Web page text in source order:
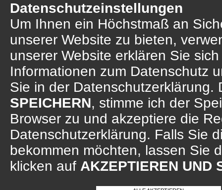
Datenschutzeinstellungen
Um Ihnen ein Höchstmaß an
unserer Website zu bieten,
unserer Website erklären Sie
Informationen zum Datenschutz
Sie in der Datenschutzerklärung.
SPEICHERN, stimme ich der
Browser zu und akzeptiere die
Datenschutzerklärung. Falls Sie
bekommen möchten, lassen Sie
klicken auf AKZEPTIEREN UND